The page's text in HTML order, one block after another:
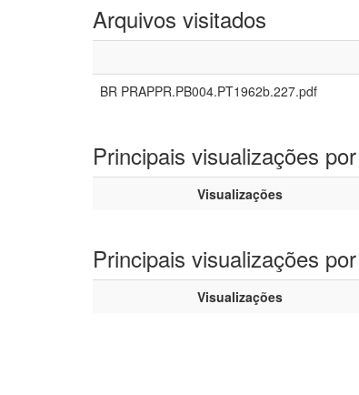
Arquivos visitados
BR PRAPPR.PB004.PT1962b.227.pdf
Principais visualizações
Visualizações
Principais visualizações
Visualizações